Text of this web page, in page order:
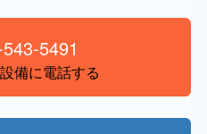
5491
備に電話する